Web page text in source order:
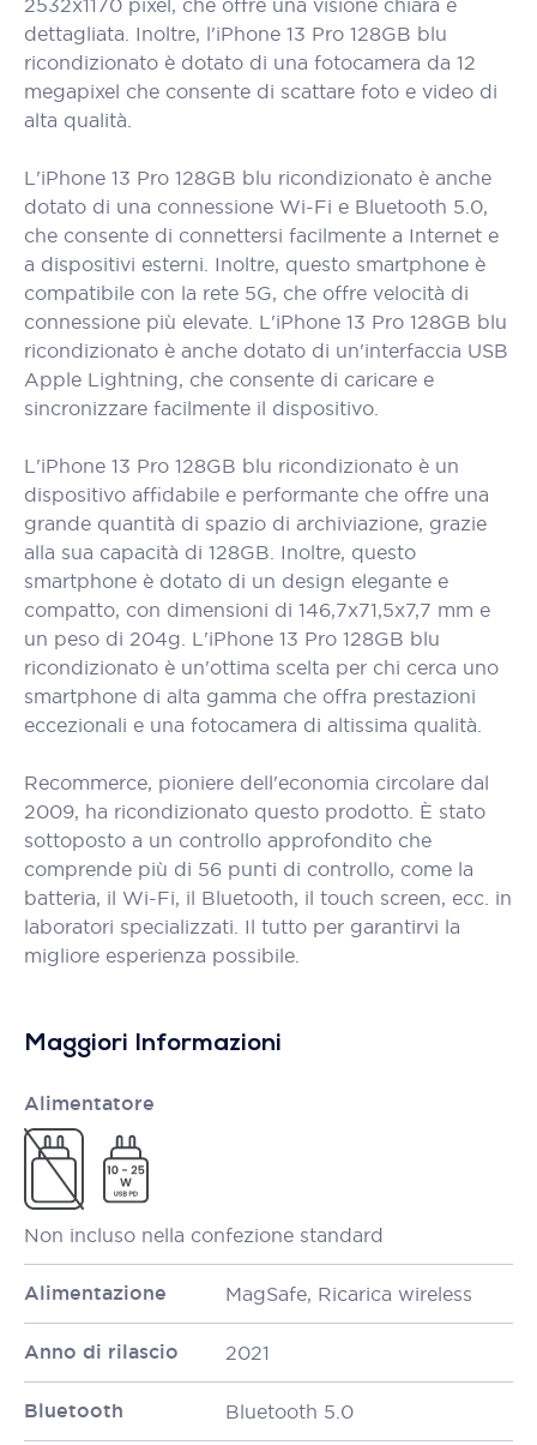
2532x1170 pixel, che offre una visione chiara e
dettagliata. Inoltre, l'iPhone 13 Pro 128GB blu
ricondizionato è dotato di una fotocamera da 12
megapixel che consente di scattare foto e video di
alta qualità.
L'iPhone 13 Pro 128GB blu ricondizionato è anche
dotato di una connessione Wi-Fi e Bluetooth 5.0,
che consente di connettersi facilmente a Internet e
a dispositivi esterni. Inoltre, questo smartphone è
compatibile con la rete 5G, che offre velocità di
connessione più elevate. L'iPhone 13 Pro 128GB blu
ricondizionato è anche dotato di un'interfaccia USB
Apple Lightning, che consente di caricare e
sincronizzare facilmente il dispositivo.
L'iPhone 13 Pro 128GB blu ricondizionato è un
dispositivo affidabile e performante che offre una
grande quantità di spazio di archiviazione, grazie
alla sua capacità di 128GB. Inoltre, questo
smartphone è dotato di un design elegante e
compatto, con dimensioni di 146,7x71,5x7,7 mm e
un peso di 204g. L'iPhone 13 Pro 128GB blu
ricondizionato è un'ottima scelta per chi cerca uno
smartphone di alta gamma che offra prestazioni
eccezionali e una fotocamera di altissima qualità.
Recommerce, pioniere dell'economia circolare dal
2009, ha ricondizionato questo prodotto. È stato
sottoposto a un controllo approfondito che
comprende più di 56 punti di controllo, come la
batteria, il Wi-Fi, il Bluetooth, il touch screen, ecc. in
laboratori specializzati. Il tutto per garantirvi la
migliore esperienza possibile.
Maggiori Informazioni
Alimentatore
Non incluso nella confezione standard
Alimentazione MagSafe, Ricarica wireless
Anno di rilascio 2021
Bluetooth Bluetooth 5.0